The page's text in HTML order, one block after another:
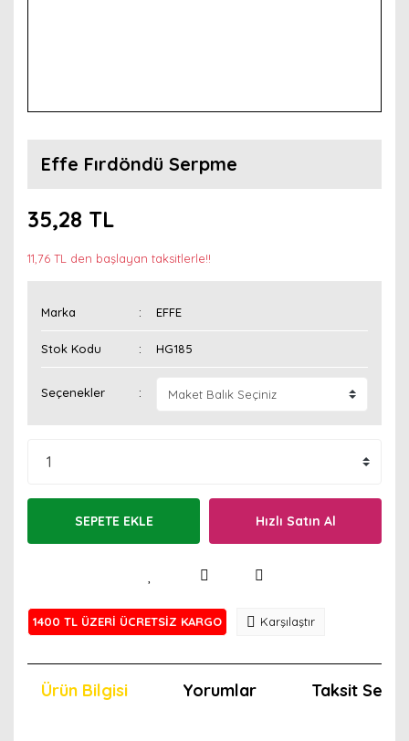
Effe Fırdöndü Serpme
35,28 TL
11,76 TL den başlayan taksitlerle!!
Marka EFFE
Stok Kodu HG185
Seçenekler
SEPETE EKLE Hızlı Satın Al
1400 TL ÜZERİ ÜCRETSİZ KARGO Karşılaştır
Ürün Bilgisi Yorumlar Taksit